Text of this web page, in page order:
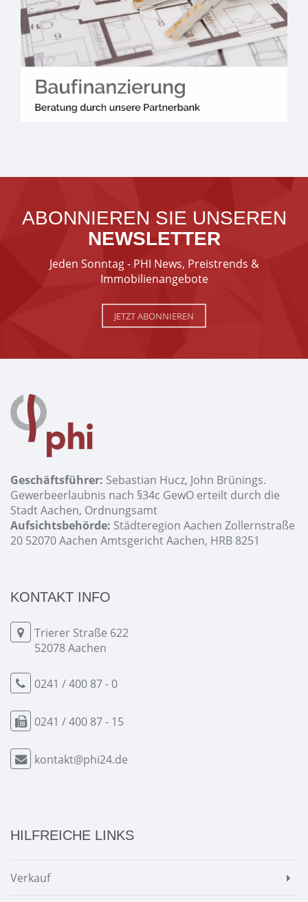
ABONNIEREN SIE UNSEREN
NEWSLETTER
Jeden Sonntag - PHI News, Preistrends &
Immobilienangebote
JETZT ABONNIEREN
Geschäftsführer: Sebastian Hucz, John Brünings.
Gewerbeerlaubnis nach §34c GewO erteilt durch die
Stadt Aachen, Ordnungsamt
Aufsichtsbehörde: Städteregion Aachen Zollernstraße
20 52070 Aachen Amtsgericht Aachen, HRB 8251
KONTAKT INFO
Trierer Straße 622
52078 Aachen
0241 / 400 87 - 0
0241 / 400 87 - 15
kontakt@phi24.de
HILFREICHE LINKS
Verkauf